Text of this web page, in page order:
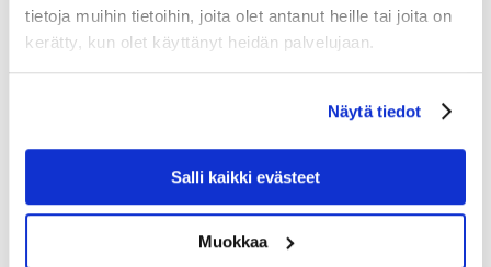
tietoja muihin tietoihin, joita olet antanut heille tai joita on
kerätty, kun olet käyttänyt heidän palvelujaan.
Näytä tiedot
Salli kaikki evästeet
Muokkaa
MYYNTIPALVELU